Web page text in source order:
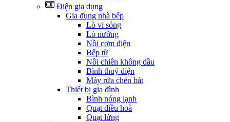
Điện gia dụng
Gia đụng nhà bếp
Lò vi sóng
Lò nướng
Nồi cơm điện
Bếp từ
Nồi chiên không dầu
Bình thuỷ điện
Máy rửa chén bát
Thiết bị gia đình
Bình nóng lạnh
Quạt điều hoà
Quạt lửng